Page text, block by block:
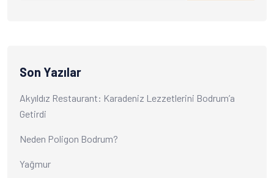
Son Yazılar
Akyıldız Restaurant: Karadeniz Lezzetlerini Bodrum’a
Getirdi
Neden Poligon Bodrum?
Yağmur